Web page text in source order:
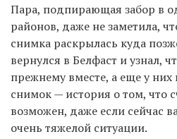
Пара, подпирающая забор в
районов, даже не заметила,
снимка раскрылась куда
вернулся в Белфаст и узнал,
прежнему вместе, а еще у них
снимок — история о том, что
возможен, даже если сейчас
очень тяжелой ситуации.